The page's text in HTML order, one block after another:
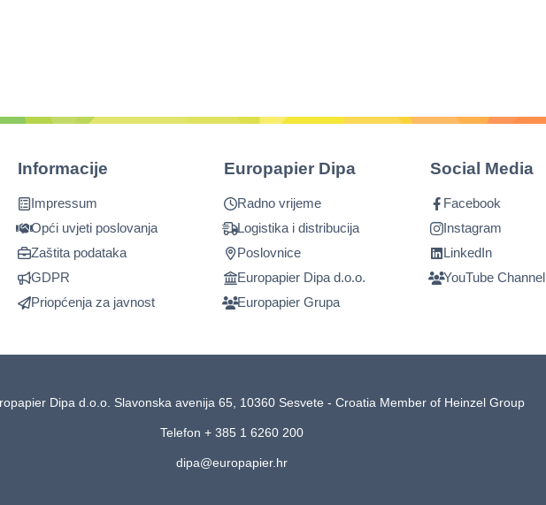
Informacije
Impressum
Opći uvjeti poslovanja
Zaštita podataka
GDPR
Priopćenja za javnost
Europapier Dipa
Radno vrijeme
Logistika i distribucija
Poslovnice
Europapier Dipa d.o.o.
Europapier Grupa
Social Media
Facebook
Instagram
LinkedIn
YouTube Channel
Dipa d.o.o. Slavonska avenija 65, 10360 Sesvete - Croatia Member of Heinzel Group
Telefon + 385 1 6260 200
dipa@europapier.hr